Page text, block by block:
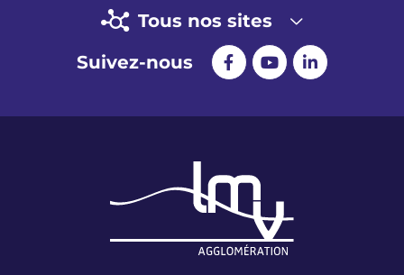
Tous nos sites
Suivez-nous